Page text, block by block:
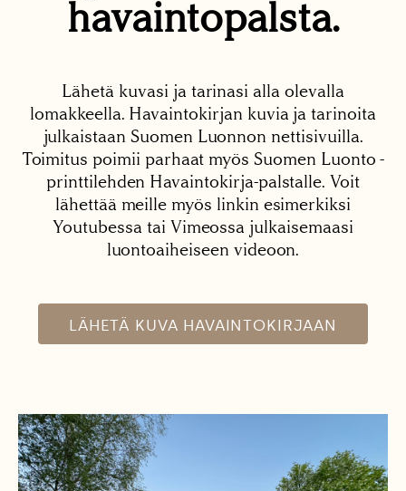
havaintopalsta.
Lähetä kuvasi ja tarinasi alla olevalla
lomakkeella. Havaintokirjan kuvia ja tarinoita
julkaistaan Suomen Luonnon nettisivuilla.
Toimitus poimii parhaat myös Suomen Luonto -
printtilehden Havaintokirja-palstalle. Voit
lähettää meille myös linkin esimerkiksi
Youtubessa tai Vimeossa julkaisemaasi
luontoaiheiseen videoon.
LÄHETÄ KUVA HAVAINTOKIRJAAN